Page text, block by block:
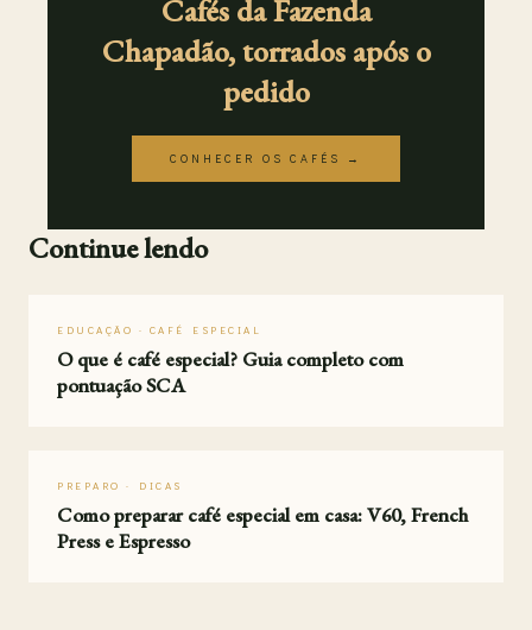
Cafés da Fazenda
Chapadão, torrados após o
pedido
CONHECER OS CAFÉS →
Continue lendo
EDUCAÇÃO · CAFÉ ESPECIAL
O que é café especial? Guia completo com
pontuação SCA
PREPARO · DICAS
Como preparar café especial em casa: V60, French
Press e Espresso